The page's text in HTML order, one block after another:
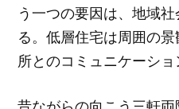
う一つの要因は、地域
る。低層住宅は周囲の
所とのコミュニケーショ